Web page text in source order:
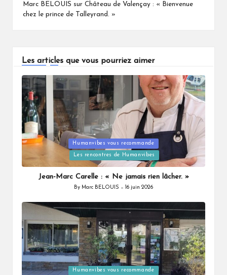
Marc BELOUIS sur Château de Valençay : « Bienvenue
chez le prince de Talleyrand. »
Les articles que vous pourriez aimer
Posted
Humanvibes vous recommande
Les rencontres de Humanvibes
Jean-Marc Carelle : « Ne jamais rien lâcher. »
Posted
By Marc BELOUIS 16 juin 2026
Posted
Humanvibes vous recommande